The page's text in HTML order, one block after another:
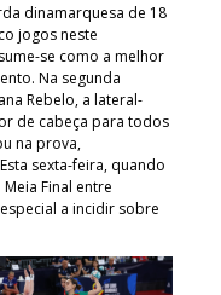
dinamarquesa de 18
jogos neste
se como a melhor
Na segunda
Rebelo, a lateral-
de cabeça para todos
na prova,
sexta-feira, quando
Final entre
a incidir sobre